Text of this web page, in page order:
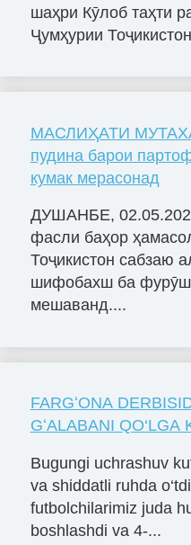
шаҳри Кӯлоб таҳти
Ҷумҳурии
МАСЛИҲАТИ
пудина барои
кумак мерасонад
ДУШАНБЕ,
фасли баҳор
Тоҷикистон сабзаю
шифобахш ба фурӯш
мешаванд....
FARGʻONA
GʻALABANI QO‘LGA
Bugungi uchrashuv
va shiddatli ruhda
futbolchilarimiz juda
boshlashdi va 4-...